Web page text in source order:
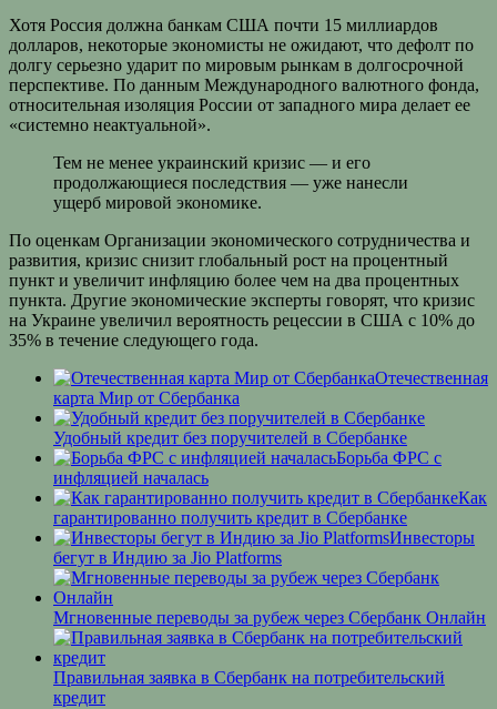
Хотя Россия должна банкам США почти 15 миллиардов
долларов, некоторые экономисты не ожидают, что дефолт по
долгу серьезно ударит по мировым рынкам в долгосрочной
перспективе. По данным Международного валютного фонда,
относительная изоляция России от западного мира делает ее
«системно неактуальной».
Тем не менее украинский кризис — и его
продолжающиеся последствия — уже нанесли
ущерб мировой экономике.
По оценкам Организации экономического сотрудничества и
развития, кризис снизит глобальный рост на процентный
пункт и увеличит инфляцию более чем на два процентных
пункта. Другие экономические эксперты говорят, что кризис
на Украине увеличил вероятность рецессии в США с 10% до
35% в течение следующего года.
Отечественная
карта Мир от Сбербанка
Удобный кредит без поручителей в Сбербанке
Борьба ФРС с
инфляцией началась
Как
гарантированно получить кредит в Сбербанке
Инвесторы
бегут в Индию за Jio Platforms
Мгновенные переводы за рубеж через Сбербанк Онлайн
Правильная заявка в Сбербанк на потребительский
кредит